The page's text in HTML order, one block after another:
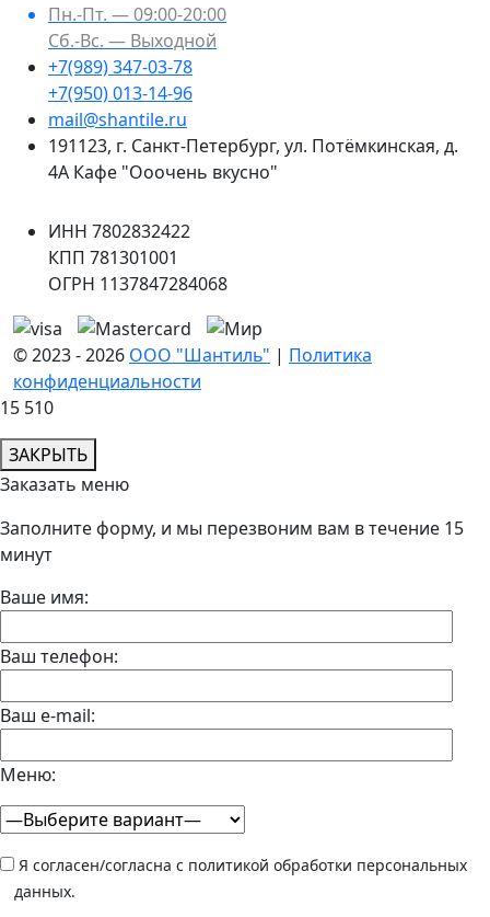
Пн.-Пт. — 09:00-20:00
Сб.-Вс. — Выходной
+7(989) 347-03-78
+7(950) 013-14-96
mail@shantile.ru
191123, г. Санкт-Петербург, ул. Потёмкинская, д.
4А Кафе "Ооочень вкусно"
ИНН 7802832422
КПП 781301001
ОГРН 1137847284068
© 2023 - 2026 ООО "Шантиль" | Политика
конфиденциальности
15 510
ЗАКРЫТЬ
Заказать меню
Заполните форму, и мы перезвоним вам в течение 15
минут
Ваше имя:
Ваш телефон:
Ваш e-mail:
Меню:
Я согласен/согласна с политикой обработки персональных
данных.